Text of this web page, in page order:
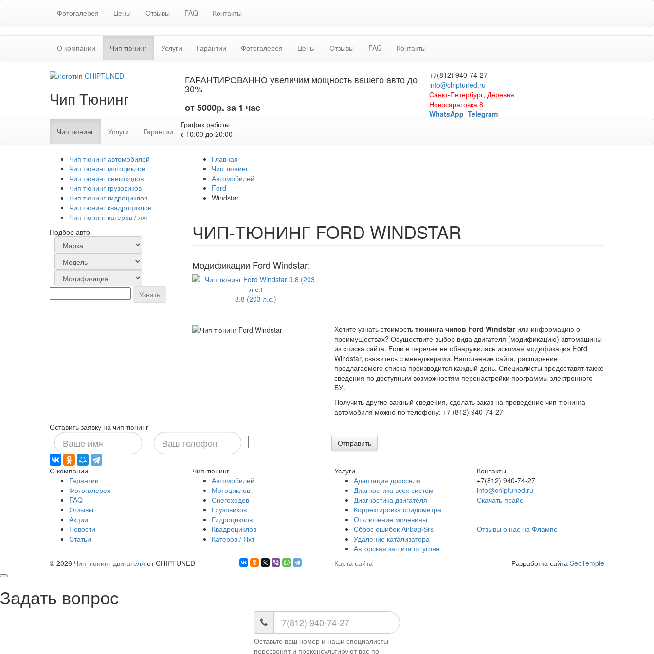
Фотогалерея Цены Отзывы FAQ Контакты
О компании Чип тюнинг(текущая)
Услуги Гарантии Фотогалерея Цены Отзывы FAQ Контакты
Чип Тюнинг
ГАРАНТИРОВАННО увеличим мощность вашего авто до
30%
от 5000р. за 1 час
+7(812) 940-74-27
info@chiptuned.ru
Санкт-Петербург, Деревня
Новосаратовка 8
WhatsApp Telegram
Чип тюнинг(текущая)
Услуги Гарантии
График работы
с 10:00 до 20:00
Чип тюнинг автомобилей
Чип тюнинг мотоциклов
Чип тюнинг снегоходов
Чип тюнинг грузовиков
Чип тюнинг гидроциклов
Чип тюнинг квадроциклов
Чип тюнинг катеров / яхт
Подбор авто
Узнать
Главная
Чип тюнинг
Автомобилей
Ford
Windstar
ЧИП-ТЮНИНГ FORD WINDSTAR
Модификации Ford Windstar:
3.8 (203 л.с.)
Хотите узнать стоимость тюнинга чипов Ford Windstarили информацию о
преимуществах? Осуществите выбор вида двигателя (модификацию) автомашины
из списка сайта. Если в перечне не обнаружилась искомая модификация Ford
Windstar, свяжитесь с менеджерами. Наполнение сайта, расширение
предлагаемого списка производится каждый день. Специалисты предоставят также
сведения по доступным возможностям перенастройки программы электронного
БУ.
Получить другие важный сведения, сделать заказ на проведение чип-тюнинга
автомобиля можно по телефону: +7 (812) 940-74-27
Оставить заявку на чип тюнинг
Ваше
имя
Ваш
телефон
Отправить
О компании
Гарантии
Фотогалерея
FAQ
Отзывы
Акции
Новости
Статьи
Чип-тюнинг
Автомобилей
Мотоциклов
Снегоходов
Грузовиков
Гидроциклов
Квадроциклов
Катеров / Яхт
Услуги
Адаптация дросселя
Диагностика всех систем
Диагностика двигателя
Корректировка спидометра
Отключение мочевины
Сброс ошибок Airbag\Srs
Удаление катализатора
Авторская защита от угона
Контакты
+7(812) 940-74-27
info@chiptuned.ru
Скачать прайс
Отзывы о нас на Флампе
© 2026 Чип-тюнинг двигателя от CHIPTUNED Карта сайта Разработка сайта SeoTemple
Задать вопрос
Оставьте ваш номер и наши специалисты
перезвонят и проконсультируют вас по